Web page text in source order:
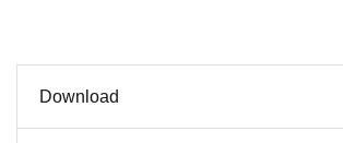
Download